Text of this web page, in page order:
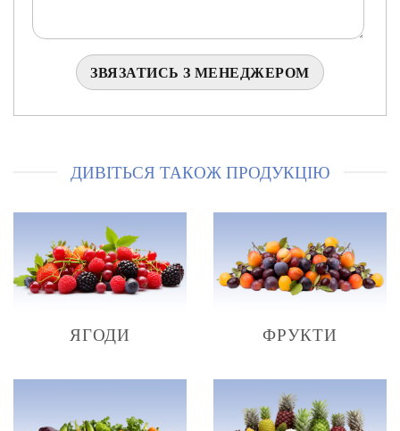
ДИВІТЬСЯ ТАКОЖ ПРОДУКЦІЮ
ЯГОДИ ФРУКТИ